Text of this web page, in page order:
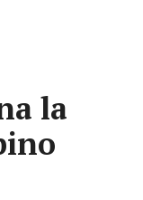
la